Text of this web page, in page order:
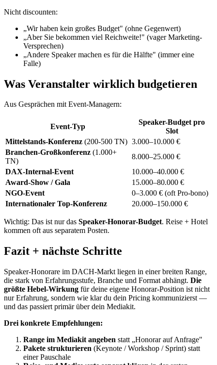
Nicht discounten:
„Wir haben kein großes Budget" (ohne Gegenwert)
„Aber Sie bekommen viel Reichweite!" (vager Marketing-
Versprechen)
„Andere Speaker machen es für die Hälfte" (immer eine
Falle)
Was Veranstalter wirklich budgetieren
Aus Gesprächen mit Event-Managern:
Event-Typ
Speaker-Budget pro
Slot
Mittelstands-Konferenz (200-500 TN) 3.000–10.000 €
Branchen-Großkonferenz (1.000+
TN)
8.000–25.000 €
DAX-Internal-Event
10.000–40.000 €
Award-Show / Gala
15.000–80.000 €
NGO-Event
0–3.000 € (oft Pro-bono)
Internationaler Top-Konferenz
20.000–150.000 €
Wichtig: Das ist nur das Speaker-Honorar-Budget. Reise + Hotel
kommen oft aus separatem Posten.
Fazit + nächste Schritte
Speaker-Honorare im DACH-Markt liegen in einer breiten Range,
die stark von Erfahrungsstufe, Branche und Format abhängt. Die
größte Hebel-Wirkung für deine eigene Honorar-Position ist nicht
nur Erfahrung, sondern wie klar du dein Pricing kommunizierst —
und das passiert primär über dein Mediakit.
Drei konkrete Empfehlungen:
Range im Mediakit angeben statt „Honorar auf Anfrage"
Pakete strukturieren (Keynote / Workshop / Sprint) statt
einer Pauschale